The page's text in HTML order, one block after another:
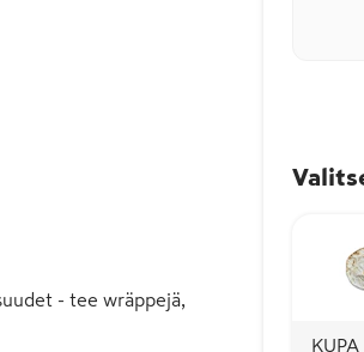
- tee wräppejä,
KUPA